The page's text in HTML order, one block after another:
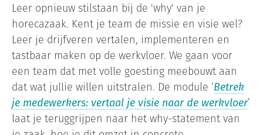
Leer opnieuw stilstaan bij de 'why' van je
horecazaak. Kent je team de missie en visie wel?
Leer je drijfveren vertalen, implementeren en
tastbaar maken op de werkvloer. We gaan voor
een team dat met volle goesting meebouwt aan
dat wat jullie willen uitstralen. De module ‘Betrek
je medewerkers: vertaal je visie naar de werkvloer’
laat je teruggrijpen naar het why-statement van